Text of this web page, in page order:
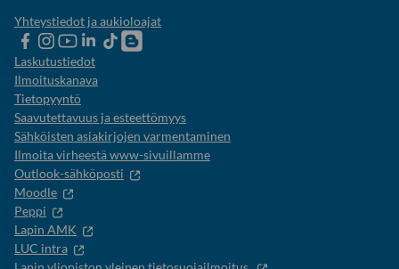
Yhteystiedot ja aukioloajat
Lapin
yliopiston
Facebook
Lapin
yliopiston
instagram-
tili
Lapin
yliopiston
Youtube-
kanava
Lapin
yliopisto
Linkedinissä
LapinOpiskelijaelämää-
Laskutustiedot
Ilmoituskanava
Tietopyyntö
Saavutettavuus ja esteettömyys
Sähköisten asiakirjojen varmentaminen
Ilmoita virheestä www-sivuillamme
Outlook-sähköposti
Moodle
Peppi
Lapin AMK
LUC intra